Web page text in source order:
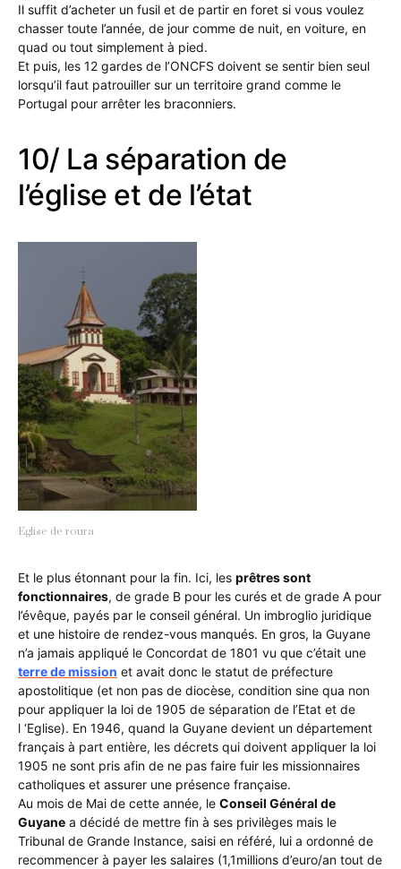
Il suffit d’acheter un fusil et de partir en foret si vous voulez
chasser toute l’année, de jour comme de nuit, en voiture, en
quad ou tout simplement à pied.
Et puis, les 12 gardes de l’ONCFS doivent se sentir bien seul
lorsqu’il faut patrouiller sur un territoire grand comme le
Portugal pour arrêter les braconniers.
10/ La séparation de
l’église et de l’état
Eglise de roura
Et le plus étonnant pour la fin. Ici, les prêtres sont
fonctionnaires, de grade B pour les curés et de grade A pour
l’évêque, payés par le conseil général. Un imbroglio juridique
et une histoire de rendez-vous manqués. En gros, la Guyane
n’a jamais appliqué le Concordat de 1801 vu que c’était une
terre de mission et avait donc le statut de préfecture
apostolitique (et non pas de diocèse, condition sine qua non
pour appliquer la loi de 1905 de séparation de l’Etat et de
l ‘Eglise). En 1946, quand la Guyane devient un département
français à part entière, les décrets qui doivent appliquer la loi
1905 ne sont pris afin de ne pas faire fuir les missionnaires
catholiques et assurer une présence française.
Au mois de Mai de cette année, le Conseil Général de
Guyane a décidé de mettre fin à ses privilèges mais le
Tribunal de Grande Instance, saisi en référé, lui a ordonné de
recommencer à payer les salaires (1,1millions d’euro/an tout de